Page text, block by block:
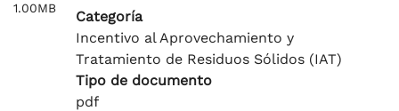
1.00MB
Categoría
Incentivo al Aprovechamiento y
Tratamiento de Residuos Sólidos (IAT)
Tipo de documento
pdf